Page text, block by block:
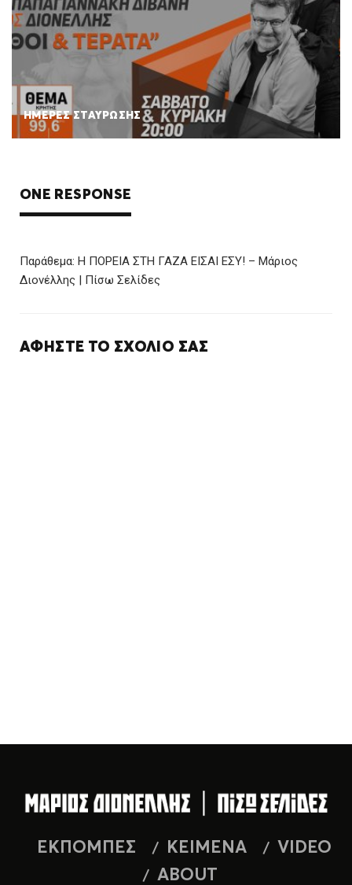
ΗΜΕΡΕΣ ΣΤΑΥΡΩΣΗΣ
ONE RESPONSE
Παράθεμα: Η ΠΟΡΕΙΑ ΣΤΗ ΓΑΖΑ ΕΙΣΑΙ ΕΣΥ! – Μάριος
Διονέλλης | Πίσω Σελίδες
ΑΦΉΣΤΕ ΤΟ ΣΧΌΛΙΌ ΣΑΣ
ΕΚΠΟΜΠΕΣ ΚΕΙΜΕΝΑ
VIDEO
ABOUT